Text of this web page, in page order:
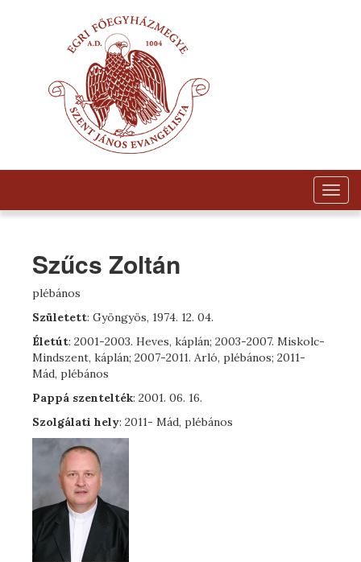
Szűcs Zoltán
plébános
Született: Gyöngyös, 1974. 12. 04.
Életút: 2001-2003. Heves, káplán; 2003-2007. Miskolc-
Mindszent, káplán; 2007-2011. Arló, plébános; 2011-
Mád, plébános
Pappá szentelték: 2001. 06. 16.
Szolgálati hely: 2011- Mád, plébános